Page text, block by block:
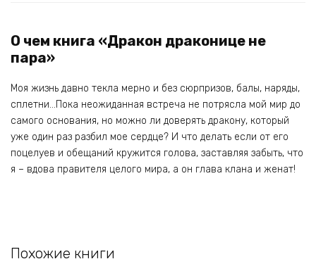
О чем книга «Дракон драконице не
пара»
Моя жизнь давно текла мерно и без сюрпризов, балы, наряды,
сплетни…Пока неожиданная встреча не потрясла мой мир до
самого основания, но можно ли доверять дракону, который
уже один раз разбил мое сердце? И что делать если от его
поцелуев и обещаний кружится голова, заставляя забыть, что
я – вдова правителя целого мира, а он глава клана и женат!
Похожие книги